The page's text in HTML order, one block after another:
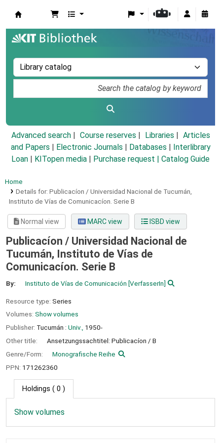
Advanced search Course reserves Libraries
Articles
and Papers
Electronic Journals Databases
Interlibrary
Loan
KITopen media Purchase request | Catalog Guide
Home
Details for: Publicacíon / Universidad Nacional de Tucumán,
Instituto de Vías de Comunicacíon. Serie B
Normal view MARC view ISBD view
Publicacíon / Universidad Nacional de
Tucumán, Instituto de Vías de
Comunicacíon. Serie B
By: Instituto de Vías de Comunicación [VerfasserIn]
Resource type: Series
Volumes: Show volumes
Publisher: Tucumán : Univ., 1950-
Other title:
Ansetzungssachtitel: Publicacíon / B
Genre/Form:
Monografische Reihe
PPN: 171262360
Holdings ( 0 )
Show volumes